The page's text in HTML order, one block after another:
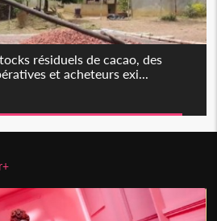
résiduels de cacao, des
et acheteurs exi...